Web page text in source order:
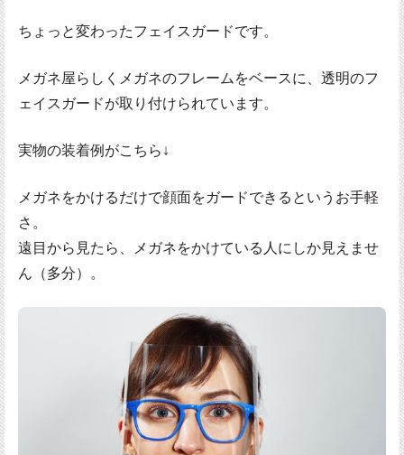
ちょっと変わったフェイスガードです。
メガネ屋らしくメガネのフレームをベースに、透明のフ
ェイスガードが取り付けられています。
実物の装着例がこちら↓
メガネをかけるだけで顔面をガードできるというお手軽
さ。
遠目から見たら、メガネをかけている人にしか見えませ
ん（多分）。